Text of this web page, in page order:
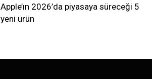
Apple’ın 2026’da piyasaya süreceği 5
yeni ürün